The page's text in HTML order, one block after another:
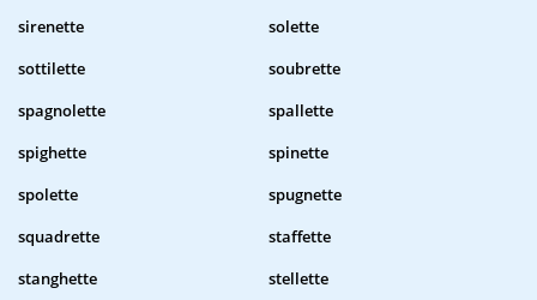
sirenette
solette
sottilette
soubrette
spagnolette
spallette
spighette
spinette
spolette
spugnette
squadrette
staffette
stanghette
stellette